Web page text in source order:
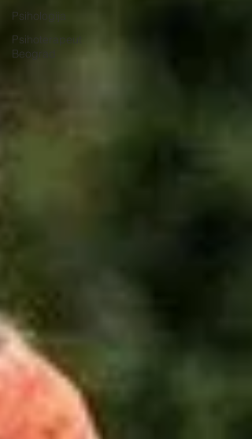
Psihologija
Psihoterapeut
Beograd